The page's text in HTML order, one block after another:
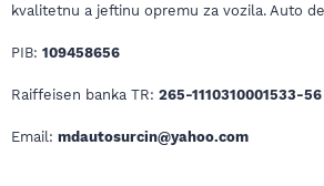
kvalitetnu a jeftinu opremu za vozila. Auto
PIB: 109458656
Raiffeisen banka TR: 265-1110310001533-56
Email: mdautosurcin@yahoo.com